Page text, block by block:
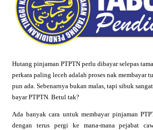
Hutang pinjaman PTPTN perlu dibayar selepas
perkara paling leceh adalah proses nak membayar
pun ada. Sebenarnya bukan malas, tapi sibuk
bayar PTPTN. Betul tak?
Ada banyak cara untuk membayar pinjaman
dengan terus pergi ke mana-mana pejabat